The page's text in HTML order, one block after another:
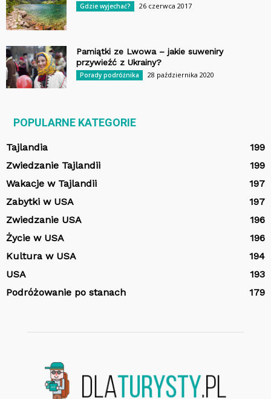
Gdzie wyjechać? 26 czerwca 2017
Pamiątki ze Lwowa – jakie suweniry
przywieźć z Ukrainy?
Porady podróżnika 28 października 2020
POPULARNE KATEGORIE
Tajlandia
199
Zwiedzanie Tajlandii
199
Wakacje w Tajlandii
197
Zabytki w USA
197
Zwiedzanie USA
196
Życie w USA
196
Kultura w USA
194
USA
193
Podróżowanie po stanach
179